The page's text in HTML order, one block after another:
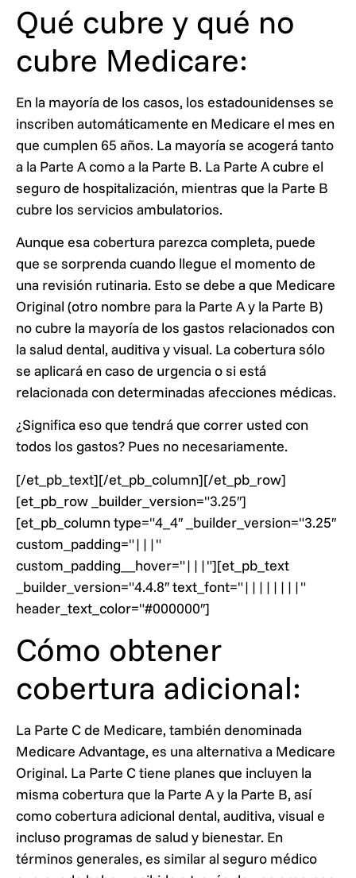
Qué cubre y qué no
cubre Medicare:
En la mayoría de los casos, los estadounidenses se
inscriben automáticamente en Medicare el mes en
que cumplen 65 años. La mayoría se acogerá tanto
a la Parte A como a la Parte B. La Parte A cubre el
seguro de hospitalización, mientras que la Parte B
cubre los servicios ambulatorios.
Aunque esa cobertura parezca completa, puede
que se sorprenda cuando llegue el momento de
una revisión rutinaria. Esto se debe a que Medicare
Original (otro nombre para la Parte A y la Parte B)
no cubre la mayoría de los gastos relacionados con
la salud dental, auditiva y visual. La cobertura sólo
se aplicará en caso de urgencia o si está
relacionada con determinadas afecciones médicas.
¿Significa eso que tendrá que correr usted con
todos los gastos? Pues no necesariamente.
[/et_pb_text][/et_pb_column][/et_pb_row]
[et_pb_row _builder_version="3.25″]
[et_pb_column type="4_4″ _builder_version="3.25″
custom_padding="|||"
custom_padding__hover="|||"][et_pb_text
_builder_version="4.4.8″ text_font="||||||||"
header_text_color="#000000″]
Cómo obtener
cobertura adicional:
La Parte C de Medicare, también denominada
Medicare Advantage, es una alternativa a Medicare
Original. La Parte C tiene planes que incluyen la
misma cobertura que la Parte A y la Parte B, así
como cobertura adicional dental, auditiva, visual e
incluso programas de salud y bienestar. En
términos generales, es similar al seguro médico